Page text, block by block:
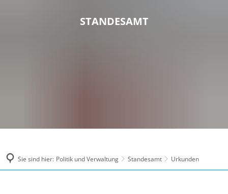
STANDESAMT
Sie sind hier: Politik und Verwaltung Standesamt Urkunden